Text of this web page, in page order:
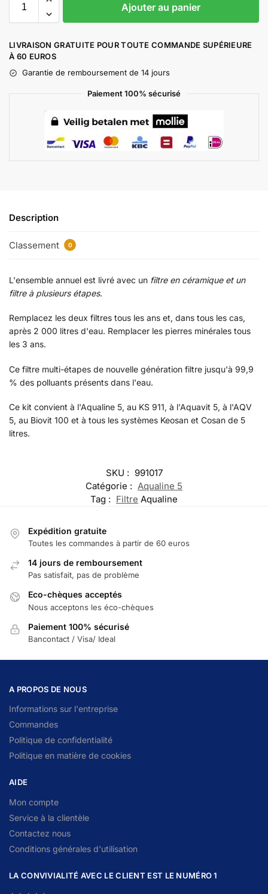
Ajouter au panier
LIVRAISON GRATUITE POUR TOUTE COMMANDE SUPÉRIEURE
À 60 EUROS
Garantie de remboursement de 14 jours
Paiement 100% sécurisé
Description
Classement 0
L'ensemble annuel est livré avec un filtre en céramique et un
filtre à plusieurs étapes.
Remplacez les deux filtres tous les ans et, dans tous les cas,
après 2 000 litres d'eau. Remplacer les pierres minérales tous
les 3 ans.
Ce filtre multi-étapes de nouvelle génération filtre jusqu'à 99,9
% des polluants présents dans l'eau.
Ce kit convient à l'Aqualine 5, au KS 911, à l'Aquavit 5, à l'AQV
5, au Biovit 100 et à tous les systèmes Keosan et Cosan de 5
litres.
SKU : 991017
Catégorie : Aqualine 5
Tag : Filtre Aqualine
Expédition gratuite
Toutes les commandes à partir de 60 euros
14 jours de remboursement
Pas satisfait, pas de problème
Eco-chèques acceptés
Nous acceptons les éco-chèques
Paiement 100% sécurisé
Bancontact / Visa/ Ideal
A PROPOS DE NOUS
Informations sur l'entreprise
Commandes
Politique de confidentialité
Politique en matière de cookies
AIDE
Mon compte
Service à la clientèle
Contactez nous
Conditions générales d'utilisation
LA CONVIVIALITÉ AVEC LE CLIENT EST LE NUMÉRO 1